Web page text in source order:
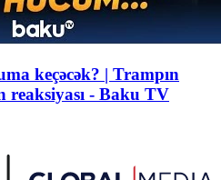
keçəcək? | Trampın
reaksiyası - Baku TV